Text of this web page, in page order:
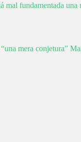
fundamentada una
mera conjetura”